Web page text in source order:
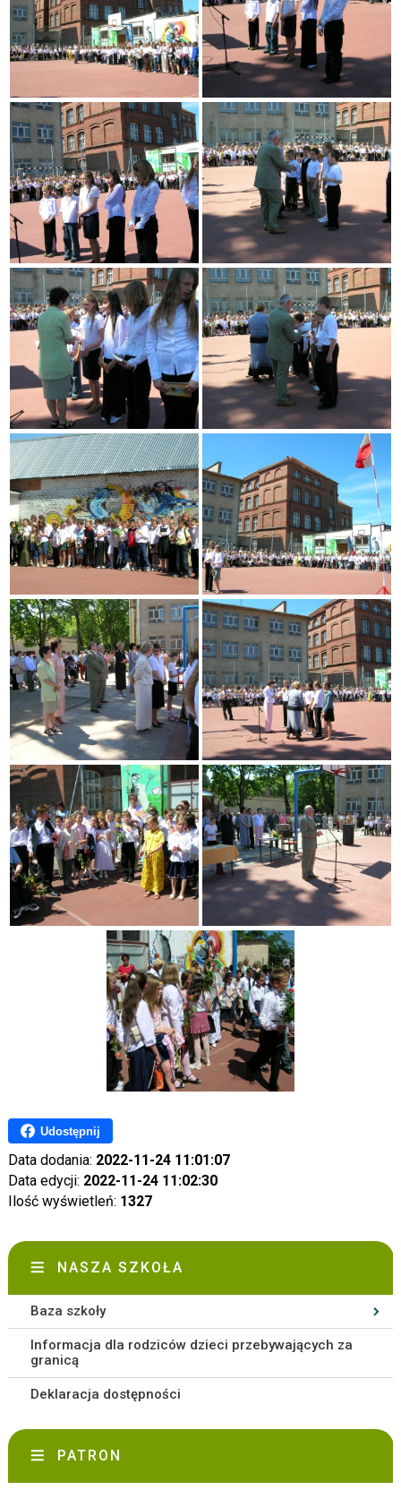
Udostępnij
Data dodania: 2022-11-24 11:01:07
Data edycji: 2022-11-24 11:02:30
Ilość wyświetleń: 1327
NASZA SZKOŁA
Baza szkoły
Informacja dla rodziców dzieci przebywających za
granicą
Deklaracja dostępności
PATRON